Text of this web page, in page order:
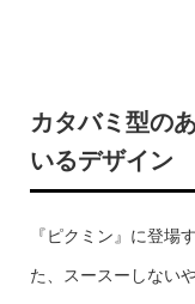
カタバミ型の
いるデザイン
『ピクミン』に登場
た、スースーしない